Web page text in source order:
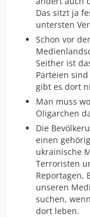
Das sitzt ja
untersten
Schon vor
Seither ist
Parteien
gibt es dort
Man muss
Oligarchen
Die
einen
ukrainische
Terroristen
Reportagen,
unseren
suchen,
dort leben.